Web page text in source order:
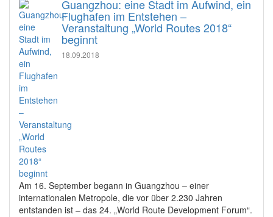
Guangzhou: eine Stadt im Aufwind, ein
Flughafen im Entstehen –
Veranstaltung „World Routes 2018“
beginnt
18.09.2018
Am 16. September begann in Guangzhou – einer
internationalen Metropole, die vor über 2.230 Jahren
entstanden ist – das 24. „World Route Development Forum“.